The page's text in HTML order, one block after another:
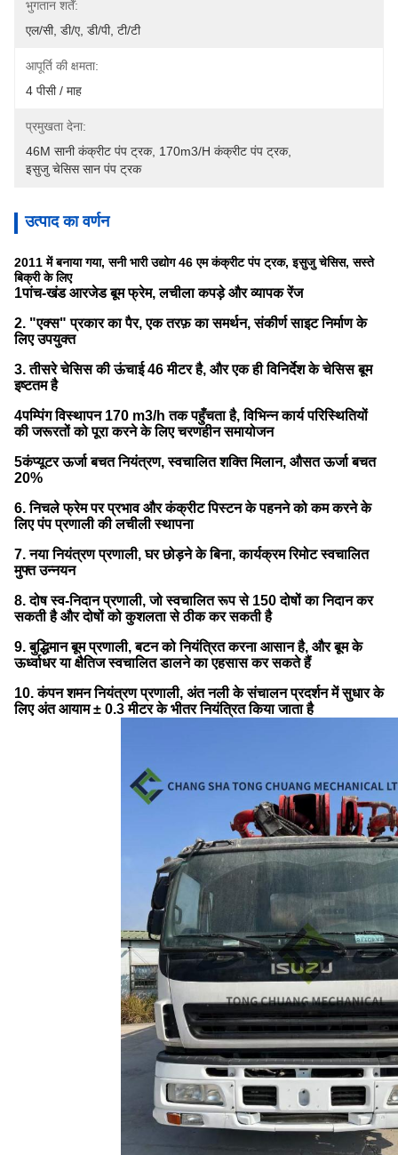
भुगतान शर्तें:
एल/सी, डी/ए, डी/पी, टी/टी
आपूर्ति की क्षमता:
4 पीसी / माह
प्रमुखता देना:
46M सानी कंक्रीट पंप ट्रक, 170m3/h कंक्रीट पंप ट्रक,
इसुजु चेसिस सान पंप ट्रक
उत्पाद का वर्णन
2011 में बनाया गया, सनी भारी उद्योग 46 एम कंक्रीट पंप ट्रक, इसुजु चेसिस, सस्ते
बिक्री के लिए
1पांच-खंड आरजेड बूम फ्रेम, लचीला कपड़े और व्यापक रेंज
2. "एक्स" प्रकार का पैर, एक तरफ़ का समर्थन, संकीर्ण साइट निर्माण के
लिए उपयुक्त
3. तीसरे चेसिस की ऊंचाई 46 मीटर है, और एक ही विनिर्देश के चेसिस बूम
इष्टतम है
4पम्पिंग विस्थापन 170 m3/h तक पहुँचता है, विभिन्न कार्य परिस्थितियों
की जरूरतों को पूरा करने के लिए चरणहीन समायोजन
5कंप्यूटर ऊर्जा बचत नियंत्रण, स्वचालित शक्ति मिलान, औसत ऊर्जा बचत
20%
6. निचले फ्रेम पर प्रभाव और कंक्रीट पिस्टन के पहनने को कम करने के
लिए पंप प्रणाली की लचीली स्थापना
7. नया नियंत्रण प्रणाली, घर छोड़ने के बिना, कार्यक्रम रिमोट स्वचालित
मुफ्त उन्नयन
8. दोष स्व-निदान प्रणाली, जो स्वचालित रूप से 150 दोषों का निदान कर
सकती है और दोषों को कुशलता से ठीक कर सकती है
9. बुद्धिमान बूम प्रणाली, बटन को नियंत्रित करना आसान है, और बूम के
ऊर्ध्वाधर या क्षैतिज स्वचालित डालने का एहसास कर सकते हैं
10. कंपन शमन नियंत्रण प्रणाली, अंत नली के संचालन प्रदर्शन में सुधार के
लिए अंत आयाम ± 0.3 मीटर के भीतर नियंत्रित किया जाता है